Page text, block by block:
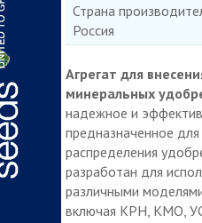
Страна
Россия
Агрегат для
минеральных
надежное и
предназначенное
распределения
разработан для
различными
включая КРН, КМО,